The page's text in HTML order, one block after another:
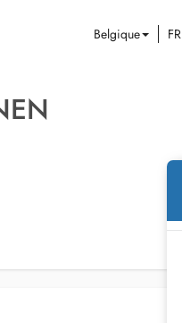
Belgique FR